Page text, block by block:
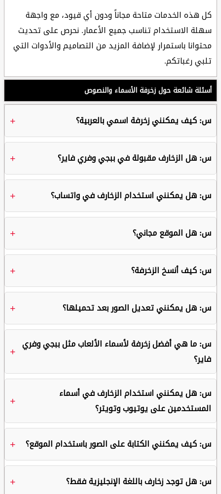
كل هذه الخدمات متاحة مجاناً ودون أي قيود، مع واجهة
سهلة الاستخدام تناسب جميع الأعمار. نحرص على تحديث
محتوانا باستمرار لإضافة المزيد من التصاميم والأدوات التي
تلبي رغباتكم.
أسئلة شائعة حول زخرفة الأسماء والنصوص
س: كيف يمكنني زخرفة اسمي بالعربية؟
س: هل الزخارف مقبولة في ببجي وفري فاير؟
س: هل يمكنني استخدام الزخارف في واتساب؟
س: هل الموقع مجاني؟
س: كيف أنسخ الزخرفة؟
س: هل يمكنني تعديل الصور بعد تحميلها؟
س: ما هي أفضل زخرفة لأسماء الألعاب مثل ببجي وفري
فاير؟
س: هل يمكنني استخدام الزخارف في أسماء
المستخدمين على يوتيوب وتويتر؟
س: كيف يمكنني الكتابة على الصور باستخدام الموقع؟
س: هل توجد زخارف باللغة الإنجليزية فقط؟